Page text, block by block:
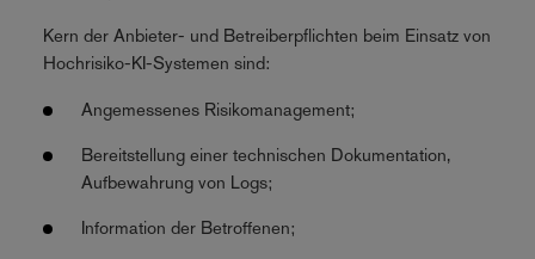
Kern der Anbieter- und Betreiberpflichten beim Einsatz von
Hochrisiko-KI-Systemen sind:
Angemessenes Risikomanagement;
Bereitstellung einer technischen Dokumentation,
Aufbewahrung von Logs;
Information der Betroffenen;